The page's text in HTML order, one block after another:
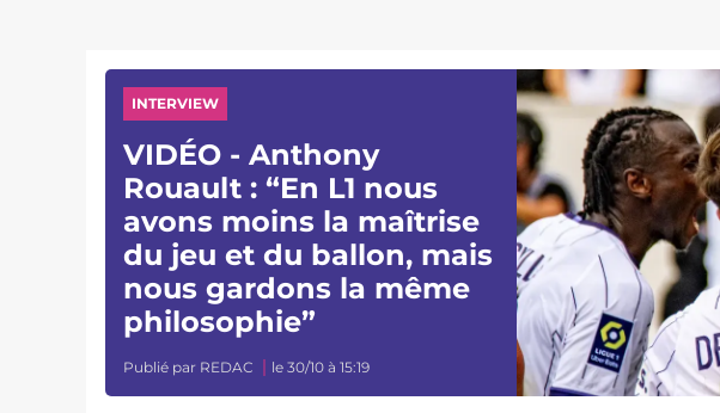
INTERVIEW
VIDÉO - Anthony
Rouault : “En L1 nous
avons moins la maîtrise
du jeu et du ballon, mais
nous gardons la même
philosophie”
Publié par REDAC le 30/10 à 15:19